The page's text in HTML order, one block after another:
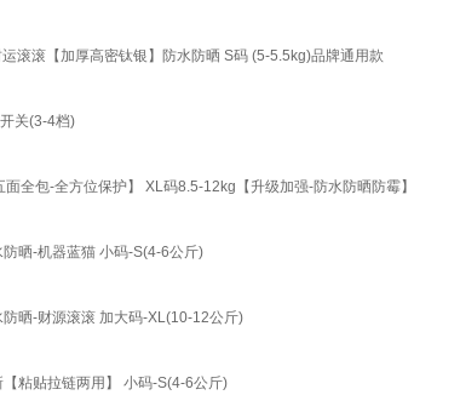
滚滚【加厚高密钛银】防水防晒 S码 (5-5.5kg)品牌通用款
关(3-4档)
全包-全方位保护】 XL码8.5-12kg【升级加强-防水防晒防霉】
晒-机器蓝猫 小码-S(4-6公斤)
晒-财源滚滚 加大码-XL(10-12公斤)
粘贴拉链两用】 小码-S(4-6公斤)